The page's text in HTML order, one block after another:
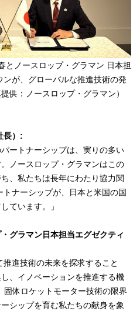
とノースロップ・グラマン 日本担
が、グローバルな推進技術の発
供：ノースロップ・グラマン）
長）:
ートナーシップは、実りの多い
ノースロップ・グラマンはこの
、私たちは長年にわたり協力関
ナーシップが、日本と米国の国
ています。」
グラマン日本担当エグゼクティ
推進技術の未来を探求すること
、イノベーションを推進する機
体ロケットモーター技術の限界
シップを育む私たちの献身を象